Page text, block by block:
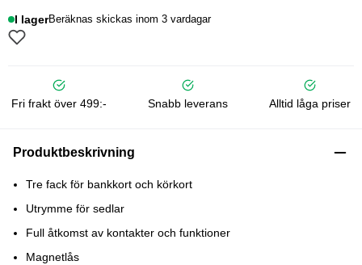
I lagerBeräknas skickas inom 3 vardagar
Fri frakt över 499:- Snabb leverans Alltid låga priser
Produktbeskrivning
Tre fack för bankkort och körkort
Utrymme för sedlar
Full åtkomst av kontakter och funktioner
Magnetlås